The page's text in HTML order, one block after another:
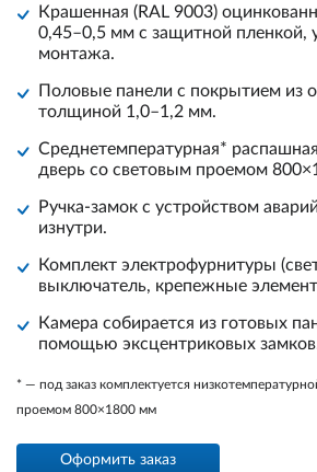
Крашенная (RAL 9003)
0,45–0,5 мм с защитной пленкой,
монтажа.
Половые панели с покрытием из
толщиной 1,0–1,2 мм.
Среднетемпературная*
дверь со световым проемом
Ручка-замок с устройством
изнутри.
Комплект электрофурнитуры
выключатель, крепежные
Камера собирается из готовых
помощью эксцентриковых
* — под заказ комплектуется
проемом 800×1800 мм
Оформить заказ